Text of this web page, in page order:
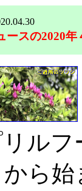
ースの2020年
ルフ
から